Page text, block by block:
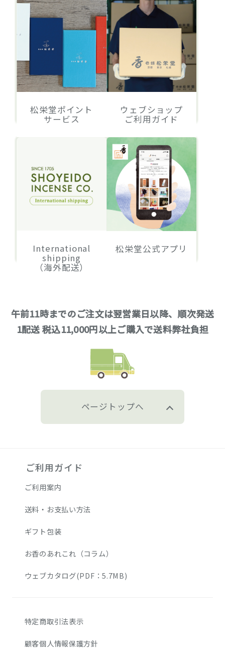
松栄堂ポイント
サービス
ウェブショップ
ご利用ガイド
International
shipping
（海外配送）
松栄堂公式アプリ
午前11時までのご注文は翌営業日以降、順次発送
1配送 税込11,000円以上ご購入で送料弊社負担
ページトップへ
ご利用ガイド
ご利用案内
送料・お支払い方法
ギフト包装
お香のあれこれ（コラム）
ウェブカタログ(PDF：5.7MB)
特定商取引法表示
顧客個人情報保護方針